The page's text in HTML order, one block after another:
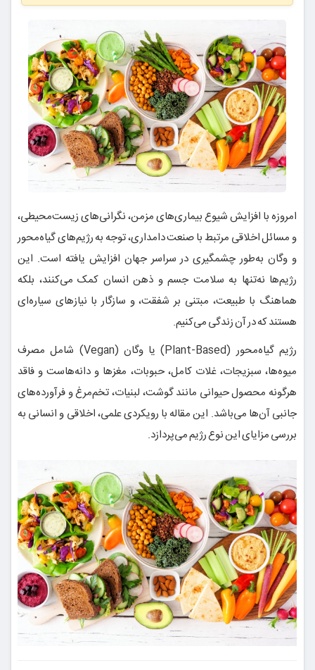
امروزه با افزایش شیوع بیماری‌های مزمن، نگرانی‌های زیست‌محیطی،
و مسائل اخلاقی مرتبط با صنعت دامداری، توجه به رژیم‌های گیاه‌محور
و وگان به‌طور چشمگیری در سراسر جهان افزایش یافته است. این
رژیم‌ها نه‌تنها به سلامت جسم و ذهن انسان کمک می‌کنند، بلکه
هماهنگ با طبیعت، مبتنی بر شفقت، و سازگار با نیازهای سیاره‌ای
هستند که در آن زندگی می‌کنیم.
رژیم گیاه‌محور (Plant-Based) یا وگان (Vegan) شامل مصرف
میوه‌ها، سبزیجات، غلات کامل، حبوبات، مغزها و دانه‌هاست و فاقد
هرگونه محصول حیوانی مانند گوشت، لبنیات، تخم‌مرغ و فرآورده‌های
جانبی آن‌ها می‌باشد. این مقاله با رویکردی علمی، اخلاقی و انسانی به
بررسی مزایای این نوع رژیم می‌پردازد.